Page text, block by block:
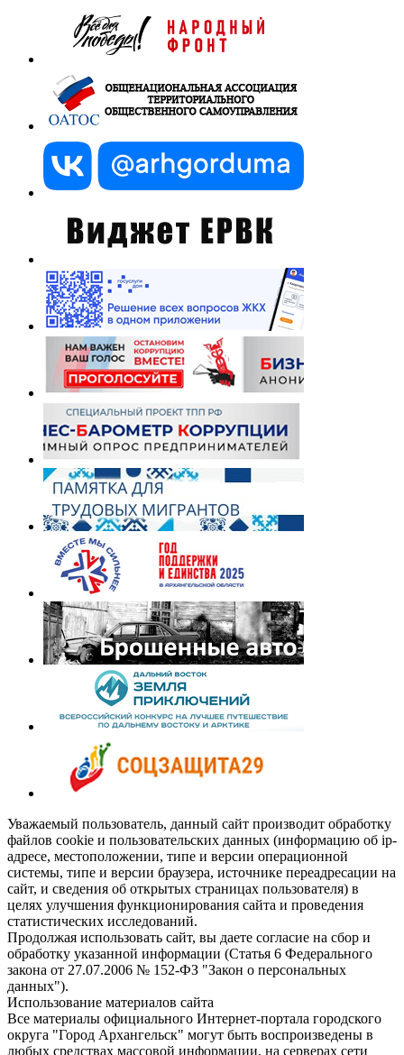
Уважаемый пользователь, данный сайт производит обработку
файлов cookie и пользовательских данных (информацию об ip-
адресе, местоположении, типе и версии операционной
системы, типе и версии браузера, источнике переадресации на
сайт, и сведения об открытых страницах пользователя) в
целях улучшения функционирования сайта и проведения
статистических исследований.
Продолжая использовать сайт, вы даете согласие на сбор и
обработку указанной информации (Статья 6 Федерального
закона от 27.07.2006 № 152-ФЗ "Закон о персональных
данных").
Использование материалов сайта
Все материалы официального Интернет-портала городского
округа "Город Архангельск" могут быть воспроизведены в
любых средствах массовой информации, на серверах сети